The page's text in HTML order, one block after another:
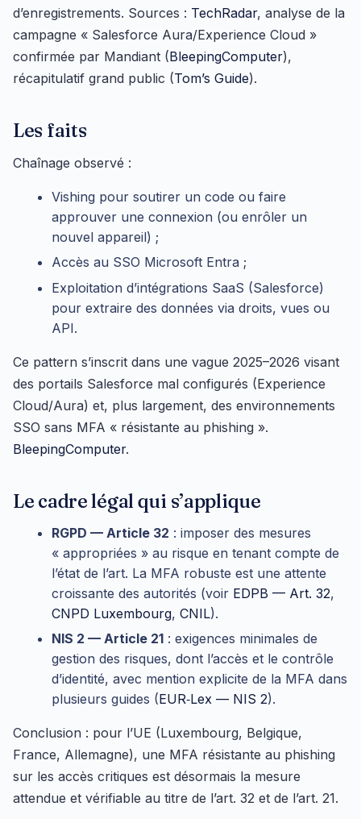
d’enregistrements. Sources : TechRadar, analyse de la
campagne « Salesforce Aura/Experience Cloud »
confirmée par Mandiant (BleepingComputer),
récapitulatif grand public (Tom’s Guide).
Les faits
Chaînage observé :
Vishing pour soutirer un code ou faire
approuver une connexion (ou enrôler un
nouvel appareil) ;
Accès au SSO Microsoft Entra ;
Exploitation d’intégrations SaaS (Salesforce)
pour extraire des données via droits, vues ou
API.
Ce pattern s’inscrit dans une vague 2025–2026 visant
des portails Salesforce mal configurés (Experience
Cloud/Aura) et, plus largement, des environnements
SSO sans MFA « résistante au phishing ».
BleepingComputer.
Le cadre légal qui s’applique
RGPD — Article 32 : imposer des mesures
« appropriées » au risque en tenant compte de
l’état de l’art. La MFA robuste est une attente
croissante des autorités (voir EDPB — Art. 32,
CNPD Luxembourg, CNIL).
NIS 2 — Article 21 : exigences minimales de
gestion des risques, dont l’accès et le contrôle
d’identité, avec mention explicite de la MFA dans
plusieurs guides (EUR‑Lex — NIS 2).
Conclusion : pour l’UE (Luxembourg, Belgique,
France, Allemagne), une MFA résistante au phishing
sur les accès critiques est désormais la mesure
attendue et vérifiable au titre de l’art. 32 et de l’art. 21.